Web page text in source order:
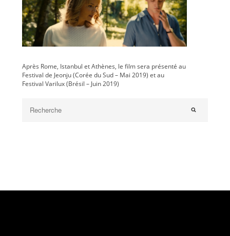
Après Rome, Istanbul et Athènes, le film sera présenté au
Festival de Jeonju (Corée du Sud – Mai 2019) et au
Festival Varilux (Brésil – Juin 2019)